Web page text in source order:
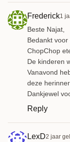
Frederick1
Beste Najat,
Bedankt
ChopChop
De kinderen
Vanavond
deze
Dankjewel
Reply
LexD2 jaar